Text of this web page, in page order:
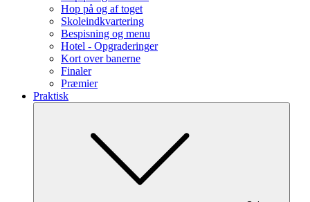
Hop på og af toget
Skoleindkvartering
Bespisning og menu
Hotel - Opgraderinger
Kort over banerne
Finaler
Præmier
Praktisk